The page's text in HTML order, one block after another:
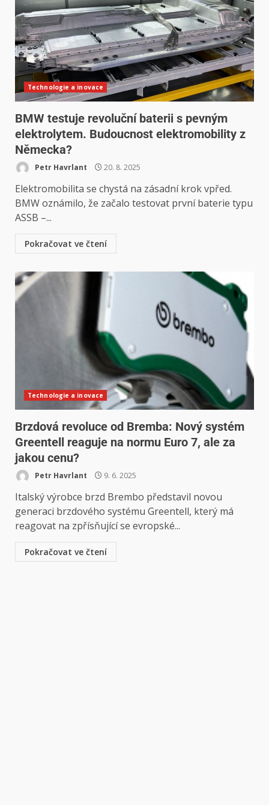
Technologie a inovace
BMW testuje revoluční baterii s pevným
elektrolytem. Budoucnost elektromobility z
Německa?
Petr Havrlant 20. 8. 2025
Elektromobilita se chystá na zásadní krok vpřed.
BMW oznámilo, že začalo testovat první baterie typu
ASSB –...
Pokračovat ve čtení
Technologie a inovace
Brzdová revoluce od Bremba: Nový systém
Greentell reaguje na normu Euro 7, ale za
jakou cenu?
Petr Havrlant 9. 6. 2025
Italský výrobce brzd Brembo představil novou
generaci brzdového systému Greentell, který má
reagovat na zpřísňující se evropské...
Pokračovat ve čtení